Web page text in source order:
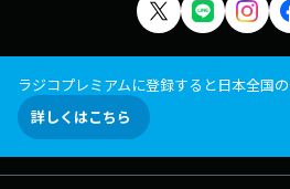
ラジコプレミアムに登録すると日本全国
詳しくはこちら